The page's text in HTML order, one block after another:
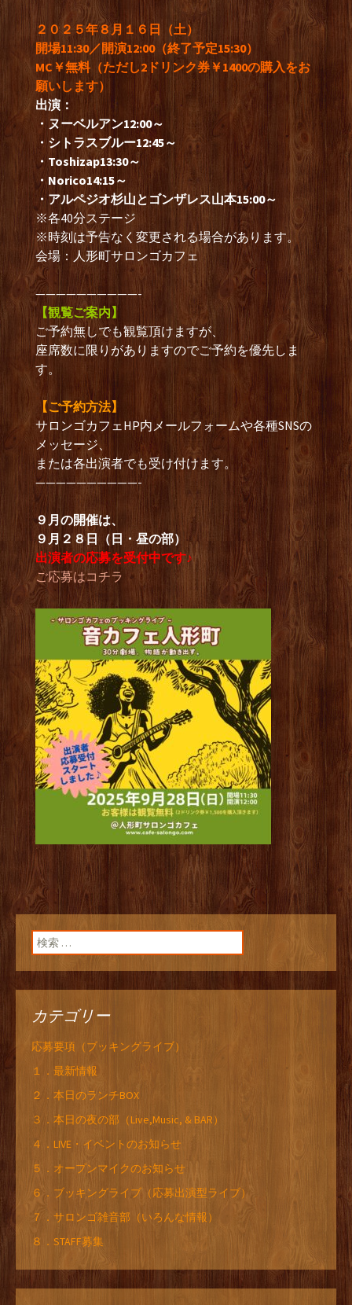
２０２５年８月１６日（土）
開場11:30／開演12:00（終了予定15:30）
MC￥無料（ただし2ドリンク券￥1400の購入をお
願いします）
出演：
・ヌーベルアン12:00～
・シトラスブルー12:45～
・Toshizap13:30～
・Norico14:15～
・アルペジオ杉山とゴンザレス山本15:00～
※各40分ステージ
※時刻は予告なく変更される場合があります。
会場：人形町サロンゴカフェ
——————————-
【観覧ご案内】
ご予約無しでも観覧頂けますが、
座席数に限りがありますのでご予約を優先しま
す。
【ご予約方法】
サロンゴカフェHP内メールフォームや各種SNSの
メッセージ、
または各出演者でも受け付けます。
——————————-
９月の開催は、
９月２８日（日・昼の部）
出演者の応募を受付中です♪
ご応募はコチラ
検索:
カテゴリー
応募要項（ブッキングライブ）
１．最新情報
２．本日のランチBOX
３．本日の夜の部（Live,Music, & BAR）
４．LIVE・イベントのお知らせ
５．オープンマイクのお知らせ
６．ブッキングライブ（応募出演型ライブ）
７．サロンゴ雑音部（いろんな情報）
８．STAFF募集